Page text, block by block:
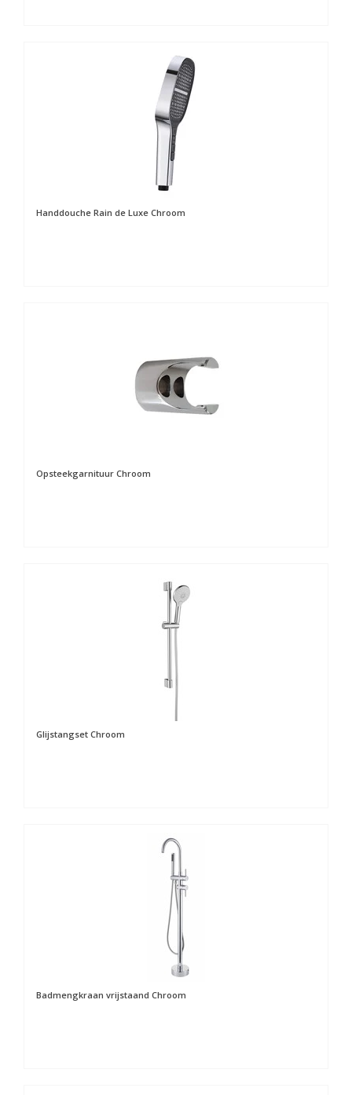
Handdouche Rain de Luxe Chroom
Opsteekgarnituur Chroom
Glijstangset Chroom
Badmengkraan vrijstaand Chroom